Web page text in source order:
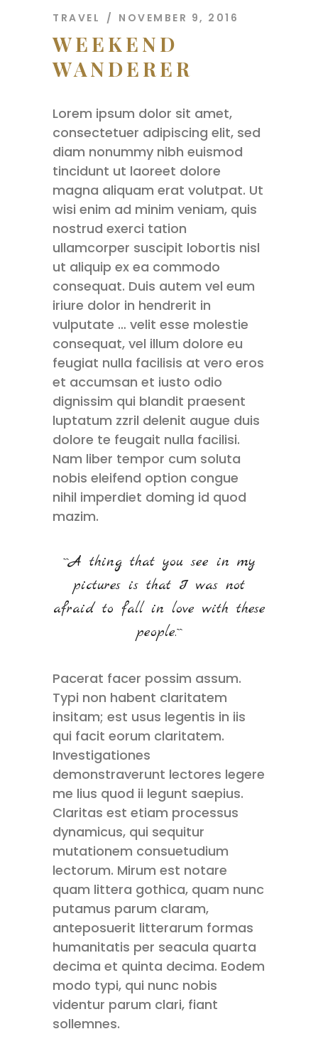
TRAVEL NOVEMBER 9, 2016
WEEKEND
WANDERER
Lorem ipsum dolor sit amet,
consectetuer adipiscing elit, sed
diam nonummy nibh euismod
tincidunt ut laoreet dolore
magna aliquam erat volutpat. Ut
wisi enim ad minim veniam, quis
nostrud exerci tation
ullamcorper suscipit lobortis nisl
ut aliquip ex ea commodo
consequat. Duis autem vel eum
iriure dolor in hendrerit in
vulputate … velit esse molestie
consequat, vel illum dolore eu
feugiat nulla facilisis at vero eros
et accumsan et iusto odio
dignissim qui blandit praesent
luptatum zzril delenit augue duis
dolore te feugait nulla facilisi.
Nam liber tempor cum soluta
nobis eleifend option congue
nihil imperdiet doming id quod
mazim.
``A thing that you see in my
pictures is that I was not
afraid to fall in love with these
people.``
Pacerat facer possim assum.
Typi non habent claritatem
insitam; est usus legentis in iis
qui facit eorum claritatem.
Investigationes
demonstraverunt lectores legere
me lius quod ii legunt saepius.
Claritas est etiam processus
dynamicus, qui sequitur
mutationem consuetudium
lectorum. Mirum est notare
quam littera gothica, quam nunc
putamus parum claram,
anteposuerit litterarum formas
humanitatis per seacula quarta
decima et quinta decima. Eodem
modo typi, qui nunc nobis
videntur parum clari, fiant
sollemnes.